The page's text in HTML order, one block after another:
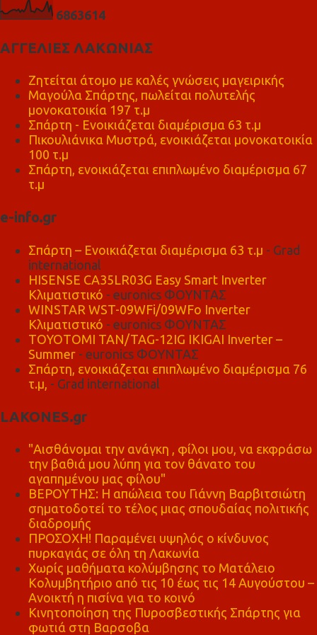
6863614
ΑΓΓΕΛΙΕΣ ΛΑΚΩΝΙΑΣ
Ζητείται άτομο με καλές γνώσεις μαγειρικής
Μαγούλα Σπάρτης, πωλείται πολυτελής
μονοκατοικία 197 τ.μ
Σπάρτη - Ενοικιάζεται διαμέρισμα 63 τ.μ
Πικουλιάνικα Μυστρά, ενοικιάζεται μονοκατοικία
100 τ.μ
Σπάρτη, ενοικιάζεται επιπλωμένο διαμέρισμα 67
τ.μ
e-info.gr
Σπάρτη – Ενοικιάζεται διαμέρισμα 63 τ.μ - Grad
international
HISENSE CA35LR03G Easy Smart Inverter
Κλιματιστικό - euronics ΦΟΥΝΤΑΣ
WINSTAR WST-09WFi/09WFo Inverter
Κλιματιστικό - euronics ΦΟΥΝΤΑΣ
TOYOTOMI TAN/TAG-12IG IKIGAI Inverter –
Summer - euronics ΦΟΥΝΤΑΣ
Σπάρτη, ενοικιάζεται επιπλωμένο διαμέρισμα 76
τ.μ, - Grad international
LAKONES.gr
"Αισθάνομαι την ανάγκη , φίλοι μου, να εκφράσω
την βαθιά μου λύπη για τον θάνατο του
αγαπημένου μας φίλου"
ΒΕΡΟΥΤΗΣ: Η απώλεια του Γιάννη Βαρβιτσιώτη
σηματοδοτεί το τέλος μιας σπουδαίας πολιτικής
διαδρομής
ΠΡΟΣΟΧΗ! Παραμένει υψηλός ο κίνδυνος
πυρκαγιάς σε όλη τη Λακωνία
Χωρίς μαθήματα κολύμβησης το Ματάλειο
Κολυμβητήριο από τις 10 έως τις 14 Αυγούστου –
Ανοικτή η πισίνα για το κοινό
Κινητοποίηση της Πυροσβεστικής Σπάρτης για
φωτιά στη Βαρσοβα